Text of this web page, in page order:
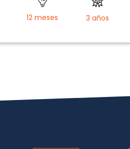
12 meses 3 años